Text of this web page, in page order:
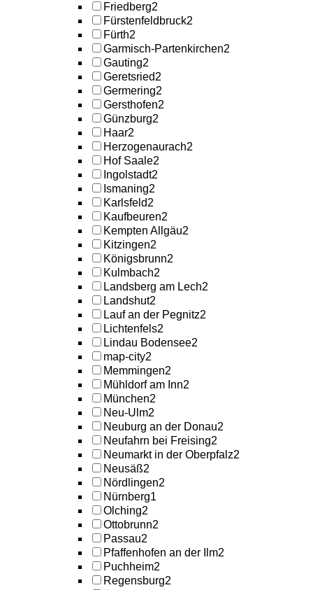
Friedberg2
Fürstenfeldbruck2
Fürth2
Garmisch-Partenkirchen2
Gauting2
Geretsried2
Germering2
Gersthofen2
Günzburg2
Haar2
Herzogenaurach2
Hof Saale2
Ingolstadt2
Ismaning2
Karlsfeld2
Kaufbeuren2
Kempten Allgäu2
Kitzingen2
Königsbrunn2
Kulmbach2
Landsberg am Lech2
Landshut2
Lauf an der Pegnitz2
Lichtenfels2
Lindau Bodensee2
map-city2
Memmingen2
Mühldorf am Inn2
München2
Neu-Ulm2
Neuburg an der Donau2
Neufahrn bei Freising2
Neumarkt in der Oberpfalz2
Neusäß2
Nördlingen2
Nürnberg1
Olching2
Ottobrunn2
Passau2
Pfaffenhofen an der Ilm2
Puchheim2
Regensburg2